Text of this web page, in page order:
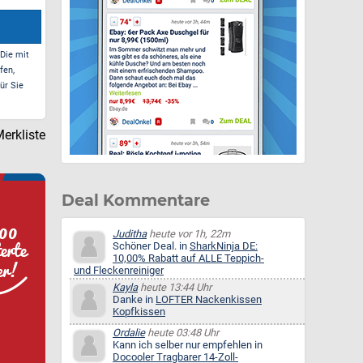
mit
Sie
Deal Kommentare
Judithaheute vor 1h, 22m
Schöner Deal. in SharkNinja DE:
10,00% Rabatt auf ALLE Teppich-
und Fleckenreiniger
Kaylaheute 13:44 Uhr
Danke in LOFTER Nackenkissen
Kopfkissen
Ordalieheute 03:48 Uhr
Kann ich selber nur empfehlen in
Docooler Tragbarer 14-Zoll-